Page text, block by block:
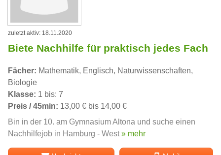
zuletzt aktiv: 18.11.2020
Biete Nachhilfe für praktisch jedes Fach
Fächer: Mathematik, Englisch, Naturwissenschaften,
Biologie
Klasse: 1 bis: 7
Preis / 45min: 13,00 € bis 14,00 €
Bin in der 10. am Gymnasium Altona und suche einen
Nachhilfejob in Hamburg - West» mehr